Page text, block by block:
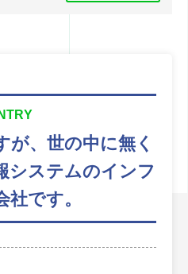
、 世の中に無く
システムのインフ
社です。